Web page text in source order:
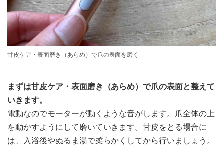
甘皮ケア・表面磨き（あらめ）で爪の表面を磨く
まずは甘皮ケア・表面磨き（あらめ）で爪の表面と整えて
いきます。
電動なのでモーターが動くような音がします。爪全体の上
を動かすようにして磨いていきます。甘皮をとる場合に
は、入浴後やぬるま湯で柔らかくしてから行いましょう。